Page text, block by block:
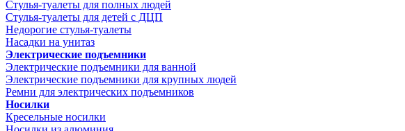
Стулья-туалеты для полных людей
Стулья-туалеты для детей с ДЦП
Недорогие стулья-туалеты
Насадки на унитаз
Электрические подъемники
Электрические подъемники для ванной
Электрические подъемники для крупных людей
Ремни для электрических подъемников
Носилки
Кресельные носилки